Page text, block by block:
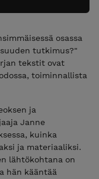
osassa
tutkimus?"
tekstit ovat
toiminnallista
ja
Janne
kuinka
ja materiaaliksi.
lähtökohtana on
hän kääntää